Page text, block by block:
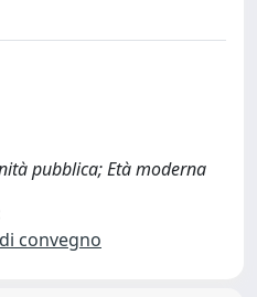
pubblica; Età moderna
convegno